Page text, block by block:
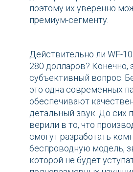
поэтому их уверенно
премиум-сегменту.
Действительно ли WF-
280 долларов? Конечно,
субъективный вопрос.
это одна современных
обеспечивают
детальный звук. До сих
верили в то, что
смогут разработать
беспроводную модель,
которой не будет